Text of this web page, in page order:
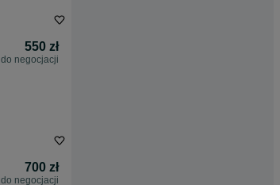
550 zł
do negocjacji
700 zł
do negocjacji